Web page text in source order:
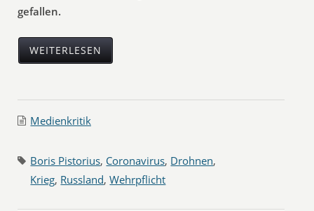
gefallen.
WEITERLESEN
Medienkritik
Boris Pistorius, Coronavirus, Drohnen,
Krieg, Russland,Wehrpflicht